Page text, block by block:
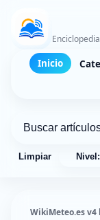
Inicio
Limpiar
WikiMeteo.es v4